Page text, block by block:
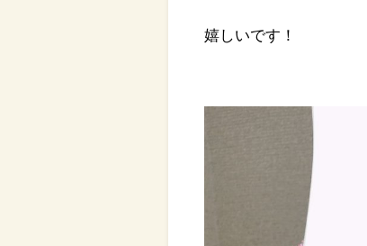
嬉しいです！